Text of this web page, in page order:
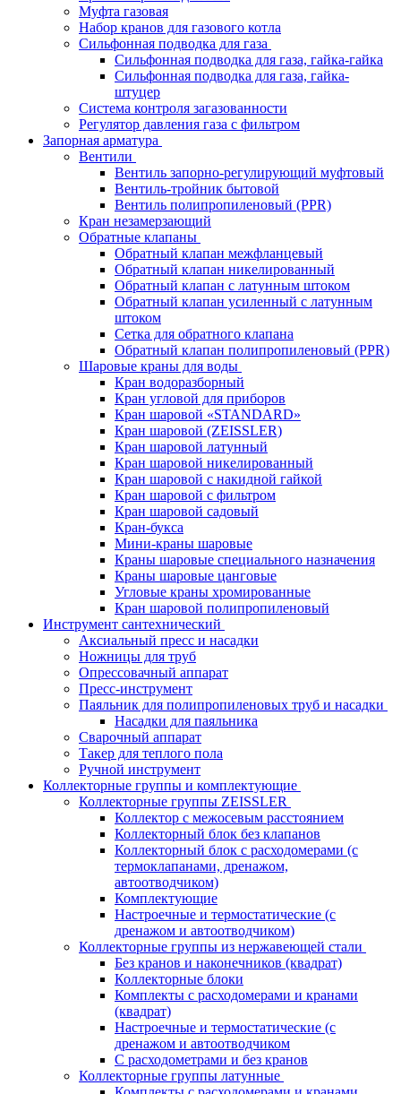
Муфта газовая
Набор кранов для газового котла
Сильфонная подводка для газа
Сильфонная подводка для газа, гайка-гайка
Сильфонная подводка для газа, гайка-
штуцер
Система контроля загазованности
Регулятор давления газа с фильтром
Запорная арматура
Вентили
Вентиль запорно-регулирующий муфтовый
Вентиль-тройник бытовой
Вентиль полипропиленовый (PPR)
Кран незамерзающий
Обратные клапаны
Обратный клапан межфланцевый
Обратный клапан никелированный
Обратный клапан с латунным штоком
Обратный клапан усиленный с латунным
штоком
Сетка для обратного клапана
Обратный клапан полипропиленовый (PPR)
Шаровые краны для воды
Кран водоразборный
Кран угловой для приборов
Кран шаровой «STANDARD»
Кран шаровой (ZEISSLER)
Кран шаровой латунный
Кран шаровой никелированный
Кран шаровой с накидной гайкой
Кран шаровой с фильтром
Кран шаровой садовый
Кран-букса
Мини-краны шаровые
Краны шаровые специального назначения
Краны шаровые цанговые
Угловые краны хромированные
Кран шаровой полипропиленовый
Инструмент сантехнический
Аксиальный пресс и насадки
Ножницы для труб
Опрессовачный аппарат
Пресс-инструмент
Паяльник для полипропиленовых труб и насадки
Насадки для паяльника
Сварочный аппарат
Такер для теплого пола
Ручной инструмент
Коллекторные группы и комплектующие
Коллекторные группы ZEISSLER
Коллектор с межосевым расстоянием
Коллекторный блок без клапанов
Коллекторный блок с расходомерами (с
термоклапанами, дренажом,
автоотводчиком)
Комплектующие
Настроечные и термостатические (с
дренажом и автоотводчиком)
Коллекторные группы из нержавеющей стали
Без кранов и наконечников (квадрат)
Коллекторные блоки
Комплекты с расходомерами и кранами
(квадрат)
Настроечные и термостатические (с
дренажом и автоотводчиком
С расходометрами и без кранов
Коллекторные группы латунные